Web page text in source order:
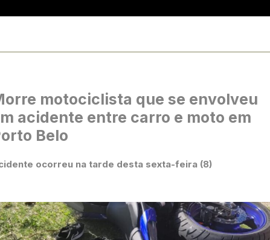
motociclista que se envolveu
acidente entre carro e moto em
Belo
ocorreu na tarde desta sexta-feira (8)